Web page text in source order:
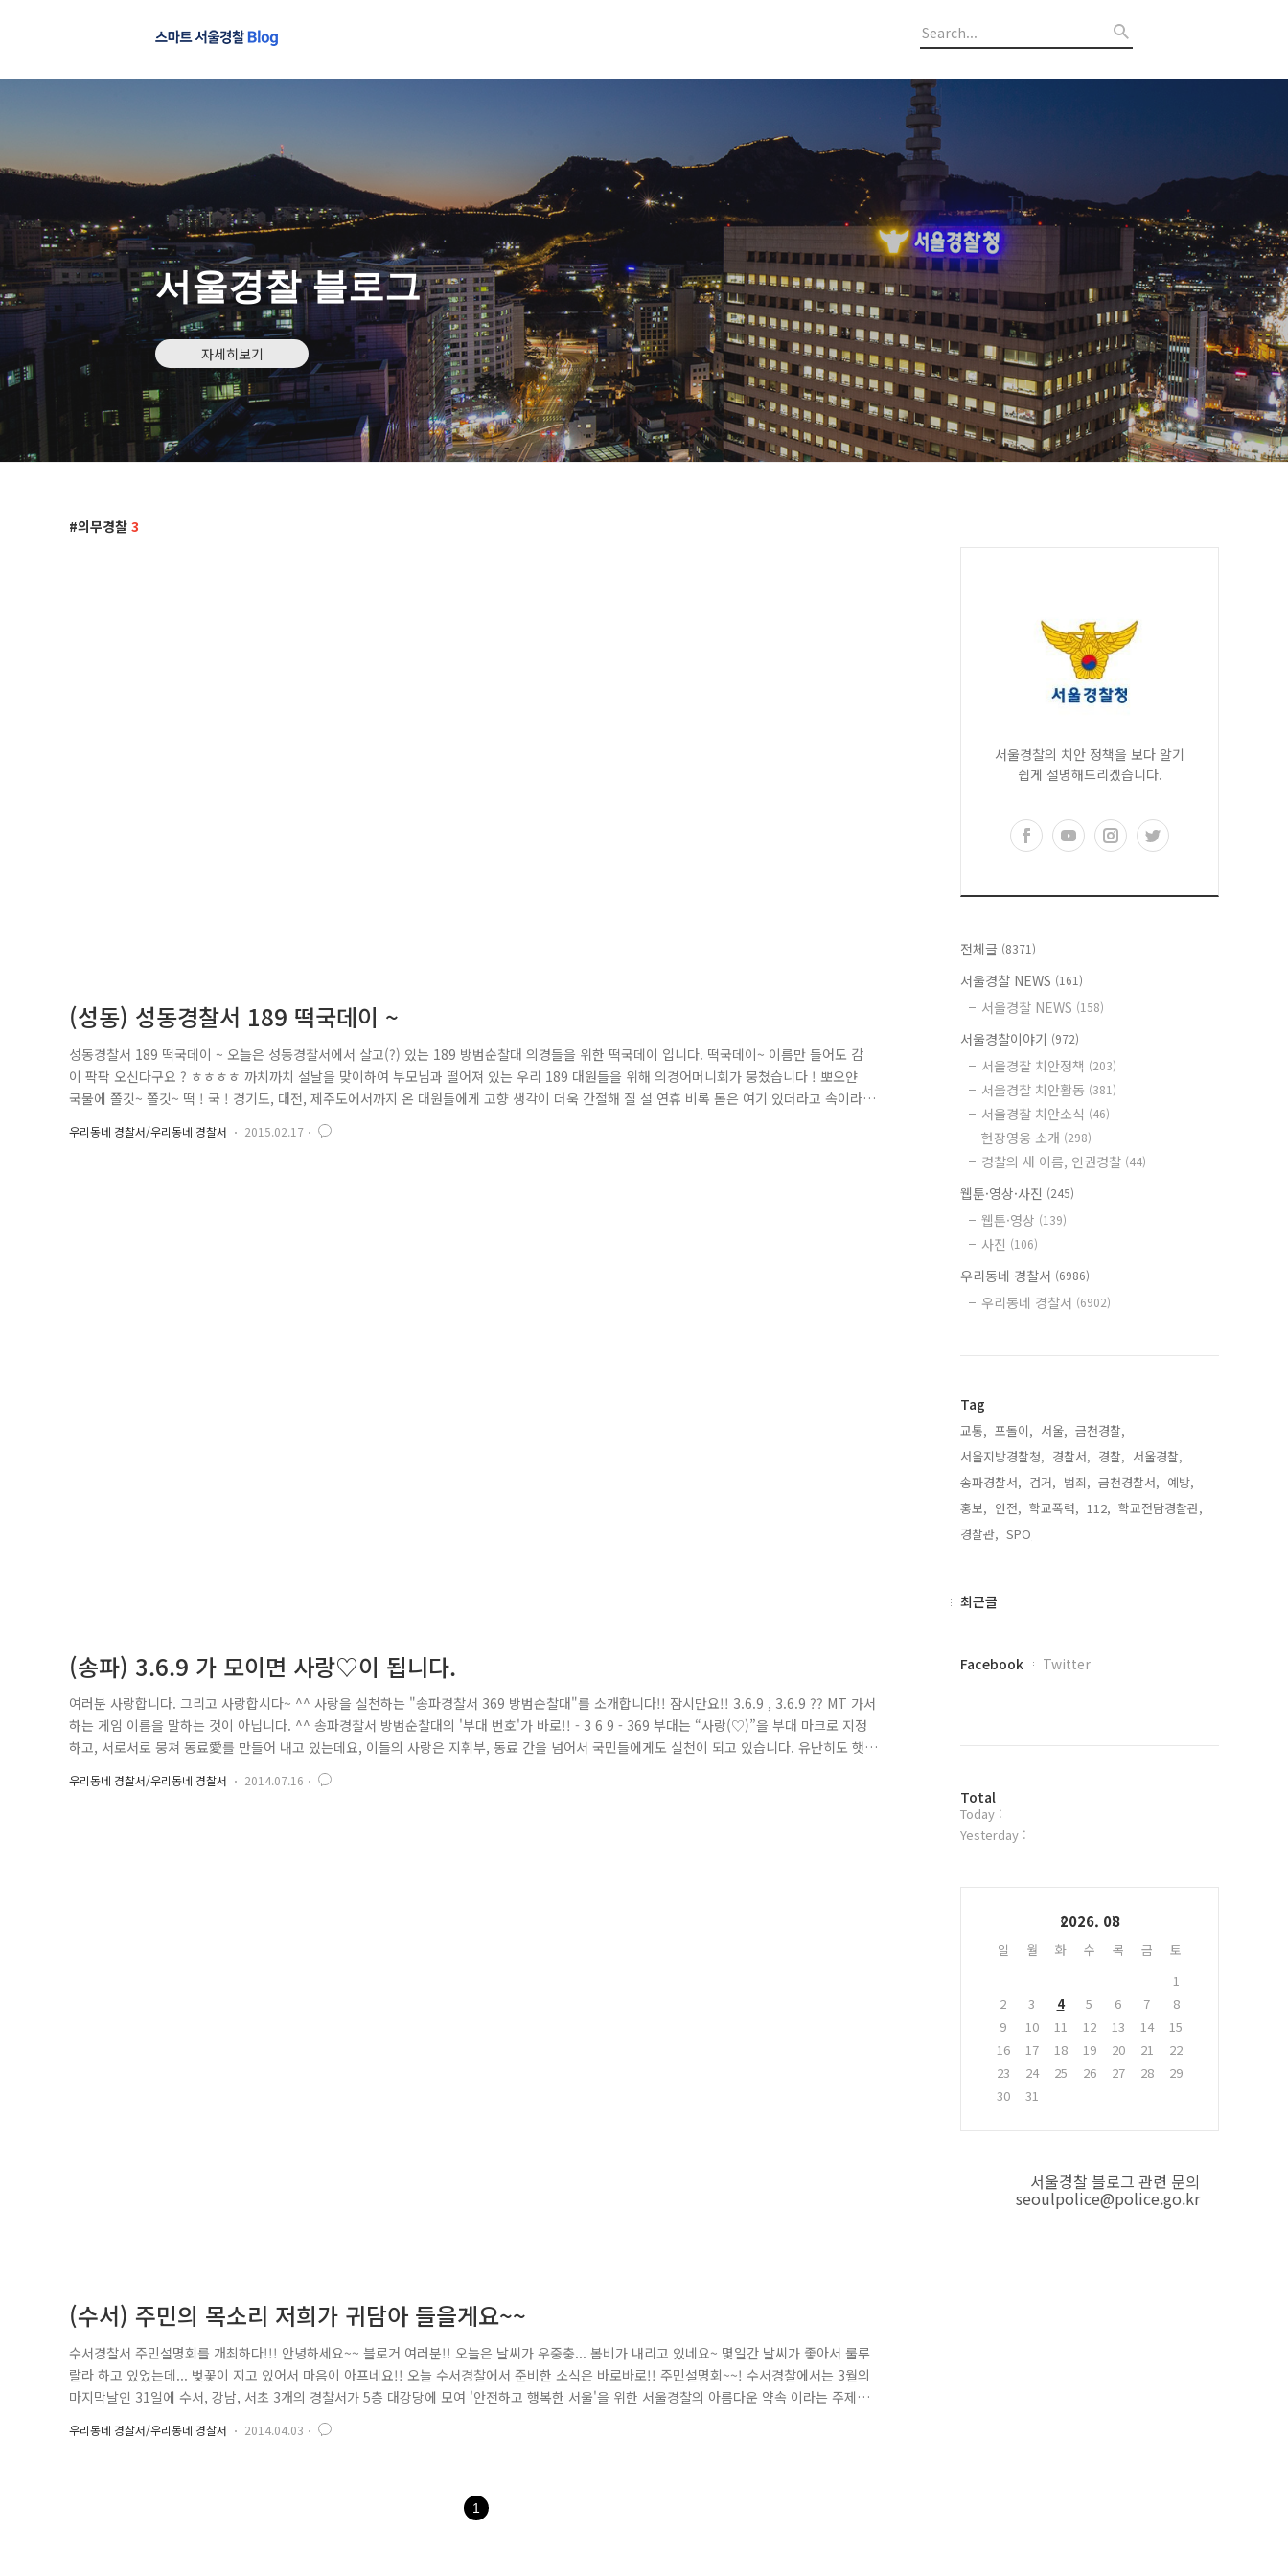
서울경찰 블로그
자세히보기
의무경찰 3
(성동) 성동경찰서 189 떡국데이 ~
성동경찰서 189 떡국데이 ~ 오늘은 성동경찰서에서 살고(?) 있는 189 방범순찰대 의경들을 위한 떡국데이 입니다. 떡국데이~ 이름만 들어도 감
이 팍팍 오신다구요 ? ㅎㅎㅎㅎ 까치까치 설날을 맞이하여 부모님과 떨어져 있는 우리 189 대원들을 위해 의경어머니회가 뭉쳤습니다 ! 뽀오얀
국물에 쫄깃~ 쫄깃~ 떡 ! 국 ! 경기도, 대전, 제주도에서까지 온 대원들에게 고향 생각이 더욱 간절해 질 설 연휴 비록 몸은 여기 있더라고 속이라
도 든든하게~ 마음이라도 따뜻하게~ 내 아들 생각하는 마음으로 마련해 주신 떡국과 부침개 상콤한 귤과 달콤한 식혜까지 ~~~ 이 정도쯤이면 집
만큼은 못하더라도 꽤나 감동입니다 ^^ 경찰서에서 생활하는 동안 몸 건강히 있다가 부모님 곁으로 돌아가도록 하자는 어머니 말씀을 끝으로 ..
우리동네 경찰서/우리동네 경찰서 2015.02.17
(송파) 3.6.9 가 모이면 사랑♡이 됩니다.
여러분 사랑합니다. 그리고 사랑합시다~ ^^ 사랑을 실천하는 "송파경찰서 369 방범순찰대"를 소개합니다!! 잠시만요!! 3.6.9 , 3.6.9 ?? MT 가서
하는 게임 이름을 말하는 것이 아닙니다. ^^ 송파경찰서 방범순찰대의 '부대 번호'가 바로!! - 3 6 9 - 369 부대는 “사랑(♡)”을 부대 마크로 지정
하고, 서로서로 뭉쳐 동료愛를 만들어 내고 있는데요, 이들의 사랑은 지휘부, 동료 간을 넘어서 국민들에게도 실천이 되고 있습니다. 유난히도 햇
볕이 강하게 내리쬐는 지난 7일 오후.. 한 노인이 땀으로 온몸을 흠뻑 적신 채, 짐으로 가득 찬 리어카를 힘겹게 끌고 가고 있습니다. 인근에서 순
찰 근무를 하고 있던 송파경찰서 방범순찰대 신동훈 일경.. 평소 봉사정신이 강했던지라 힘들어하는 노인을..
우리동네 경찰서/우리동네 경찰서 2014.07.16
(수서) 주민의 목소리 저희가 귀담아 들을게요~~
수서경찰서 주민설명회를 개최하다!!! 안녕하세요~~ 블로거 여러분!! 오늘은 날씨가 우중충... 봄비가 내리고 있네요~ 몇일간 날씨가 좋아서 룰루
랄라 하고 있었는데... 벚꽃이 지고 있어서 마음이 아프네요!! 오늘 수서경찰에서 준비한 소식은 바로바로!! 주민설명회~~! 수서경찰에서는 3월의
마지막날인 31일에 수서, 강남, 서초 3개의 경찰서가 5층 대강당에 모여 '안전하고 행복한 서울'을 위한 서울경찰의 아름다운 약속 이라는 주제
로 서울경찰의 치안정책에 대해 널리 알리고 주민들의 이야기를 직접 들어보는 주민설명회를 개최하였습니다. 이날 행사에는 강신명 서울청장도
함께 자리하셨어요!! 이와중에 우리 예의바른 포순이! 첫번째 순서로 김인식 수서경찰서 청소년 문화발전위원장이 감사장을 수여받았답니다! 앞
우리동네 경찰서/우리동네 경찰서 2014.04.03
1
서울경찰의 치안 정책을 보다 알기
쉽게 설명해드리겠습니다.
전체글 (8371)
서울경찰 NEWS (161)
서울경찰 NEWS (158)
서울경찰이야기 (972)
서울경찰 치안정책 (203)
서울경찰 치안활동 (381)
서울경찰 치안소식 (46)
현장영웅 소개 (298)
경찰의 새 이름, 인권경찰 (44)
웹툰·영상·사진 (245)
웹툰·영상 (139)
사진 (106)
우리동네 경찰서 (6986)
우리동네 경찰서 (6902)
Tag
교통, 포돌이, 서울, 금천경찰,
서울지방경찰청, 경찰서, 경찰, 서울경찰,
송파경찰서, 검거, 범죄, 금천경찰서, 예방,
홍보, 안전, 학교폭력, 112, 학교전담경찰관,
경찰관, SPO,
최
최근글
페
플
러
그
Facebook Twitter
방
문
자
Total
Today :
Yesterday :
2026. 08
일 월 화 수 목 금
토
1
2
3 4 5 6 7
8
9
10 11 12 13 14
15
16
17 18 19 20 21
22
23
24 25 26 27 28
29
30
31
서울경찰 블로그 관련 문의
seoulpolice@police.go.kr